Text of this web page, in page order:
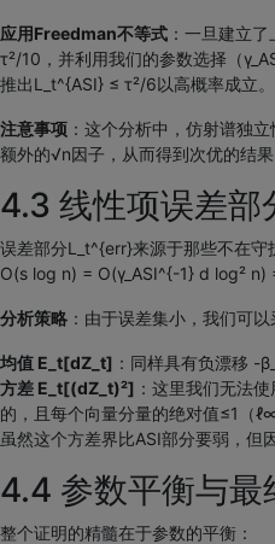
应用Freedman不等式 ：一旦建立
τ²/10，并利用我们的参数选择（
推出L_t^{ASI} ≤ τ²/6以高概率成立。
注意事项 ：这个分析中，仿射谱独
额外的√n因子，从而得到次优的结
4.3 线性项误差部
误差部分L_t^{err}来源于那些不在
O(s log n) = O(γ_ASI^{-1} d log² n)
分析策略 ：由于误差集小，我们可
均值 E_t[dZ_t] ：同样具有负漂移 -
方差 E_t[(dZ_t)²] ：这里我们无法
的，且每个向量分量的绝对值≤1（
虽然这个方差界比ASI部分要弱，但
4.4 参数平衡与最
整个证明的精髓在于参数的平衡：